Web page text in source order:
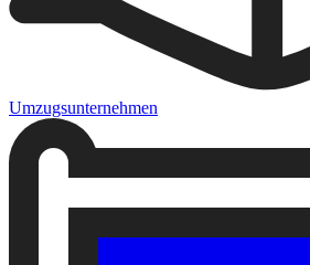
Umzugsunternehmen